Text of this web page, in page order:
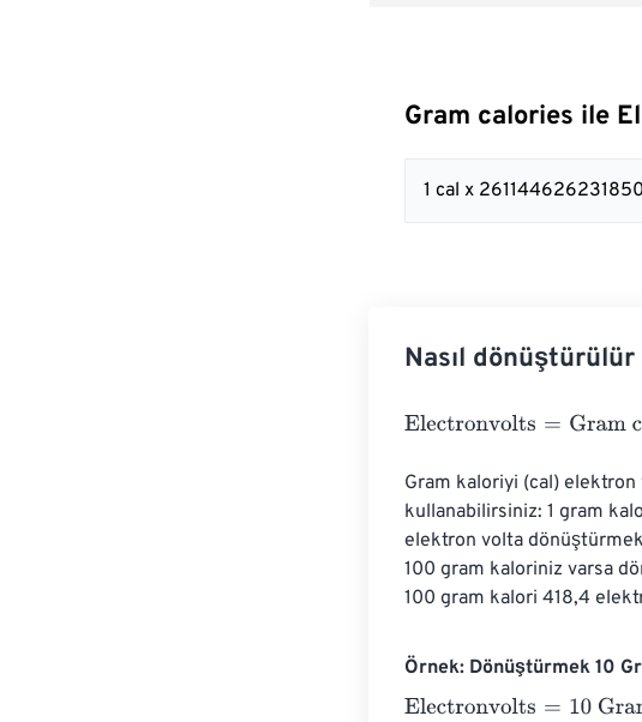
Gram calories ile
1 cal x
Nasıl
Electronvolts=Gram
Gram kaloriyi (cal)
kullanabilirsiniz: 1 gram
elektron volta
100 gram kaloriniz varsa
100 gram kalori 418,4
Örnek: Dönüştürmek 10
Electronvolts=10 Gram